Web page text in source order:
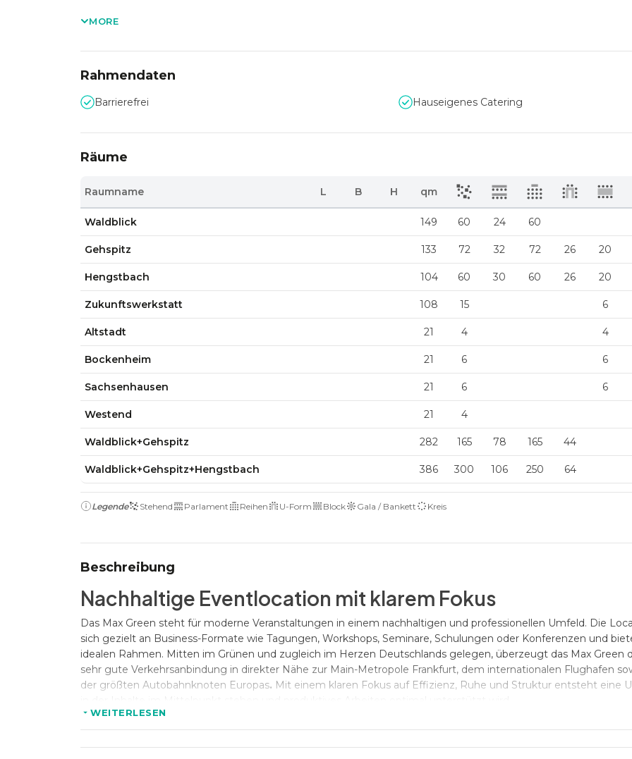
MORE
Rahmendaten
Barrierefrei Hauseigenes Catering
Räume
Raumname L B H qm
Waldblick 149 60 24 60
Gehspitz 133 72 32 72 26 20
Hengstbach 104 60 30 60 26 20
Zukunftswerkstatt 108 15 6
Altstadt 21 4 4
Bockenheim 21 6 6
Sachsenhausen 21 6 6
Westend 21 4
Waldblick+Gehspitz 282 165 78 165 44
Waldblick+Gehspitz+Hengstbach 386 300 106 250 64
Legende Stehend Parlament Reihen U-Form Block Gala / Bankett Kreis
Beschreibung
Nachhaltige Eventlocation mit klarem Fokus
Das Max Green steht für moderne Veranstaltungen in einem nachhaltigen und professionellen Umfeld. Die
sich gezielt an Business-Formate wie Tagungen, Workshops, Seminare, Schulungen oder Konferenzen und
idealen Rahmen. Mitten im Grünen und zugleich im Herzen Deutschlands gelegen, überzeugt das Max Green
sehr gute Verkehrsanbindung in direkter Nähe zur Main-Metropole Frankfurt, dem internationalen Flughafen
der größten Autobahnknoten Europas. Mit einem klaren Fokus auf Effizienz, Ruhe und Struktur entsteht eine
Flexible Räume für konzentriertes Arbeiten
WEITERLESEN